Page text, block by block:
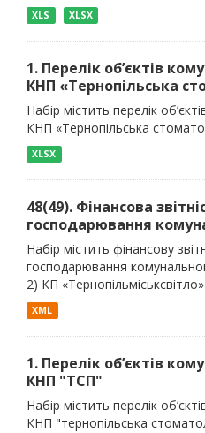
XLS XLSX
1. Перелік об’єктів
КНП «Тернопільська
Набір містить перелік
КНП «Тернопільська
XLSX
48(49). Фінансова
господарювання
Набір містить фінансову
господарювання
2) КП «Тернопільміськсвітло»
XML
1. Перелік об’єктів
КНП "ТСП"
Набір містить перелік
КНП "тернопільська